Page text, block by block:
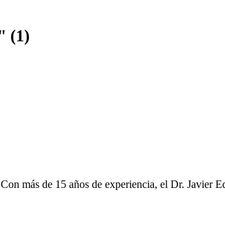
(1)
más de 15 años de experiencia, el Dr. Javier